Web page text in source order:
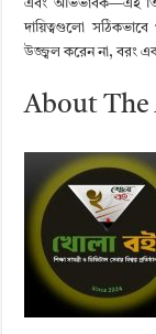
এবং অভিভাবক—এই
দায়িত্বগুলো
উজ্জ্বল করেন না, বরং
About